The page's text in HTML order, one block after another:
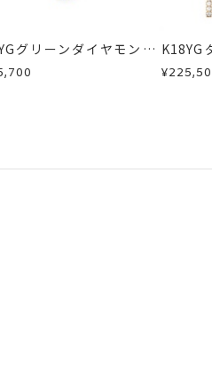
グリーンダイヤモンド/
サファイア/ダイヤモン
K18YG
ス